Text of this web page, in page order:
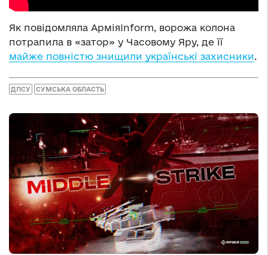
Як повідомляла АрміяInform, ворожа колона
потрапила в «затор» у Часовому Яру, де її
майже повністю знищили українські захисники
ДПСУ СУМСЬКА ОБЛАСТЬ